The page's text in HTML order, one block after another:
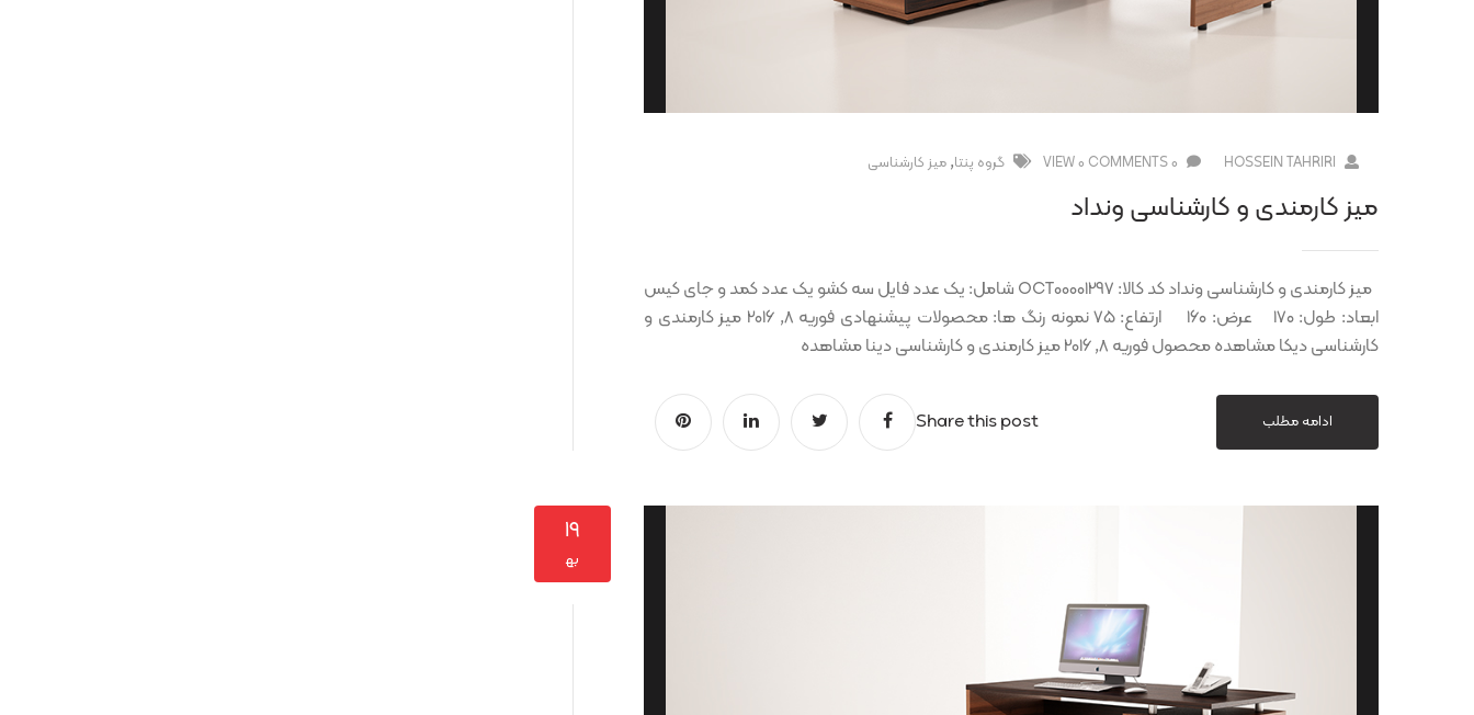
HOSSEIN TAHRIRI
0 COMMENTS
0 VIEW گروه پنتا, ميز کارشناسی
میز کارمندی و کارشناسی ونداد
میز کارمندی و کارشناسی ونداد کد کالا: OCT00001297 شامل: یک عدد فایل سه کشو یک عدد کمد و جای کیس
ابعاد: طول: ۱۷۰ عرض: ۱۶۰ ارتفاع: ۷۵ نمونه رنگ ها: محصولات پیشنهادی فوریه 8, 2016 میز کارمندی و
کارشناسی دیکا مشاهده محصول فوریه 8, 2016 میز کارمندی و کارشناسی دینا مشاهده
ادامه مطلب Share this post
۱۹
به‍